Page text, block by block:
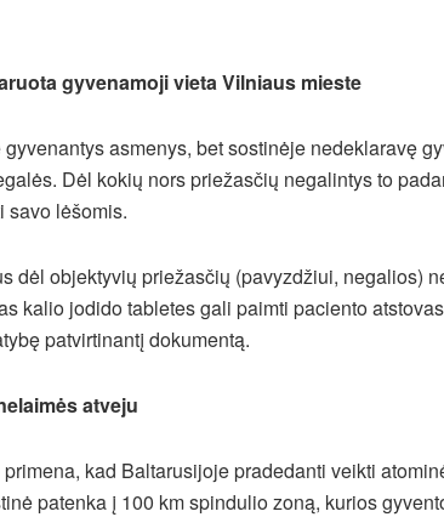
gyvenamoji vieta Vilniaus mieste
asmenys, bet sostinėje nedeklaravę
Dėl kokių nors priežasčių negalintys to
savo lėšomis.
dėl objektyvių priežasčių (pavyzdžiui, negalios)
kalio jodido tabletes gali paimti paciento
patvirtinantį dokumentą.
atveju
kad Baltarusijoje pradedanti veikti
patenka į 100 km spindulio zoną, kurios